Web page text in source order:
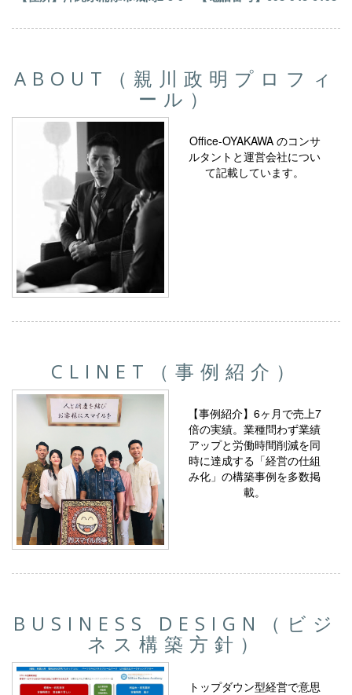
ABOUT（親川政明プロフィ
ール）
Office-OYAKAWA のコンサ
ルタントと運営会社につい
て記載しています。
CLINET（事例紹介）
【事例紹介】6ヶ月で売上7
倍の実績。業種問わず業績
アップと労働時間削減を同
時に達成する「経営の仕組
み化」の構築事例を多数掲
載。
BUSINESS DESIGN（ビジ
ネス構築方針）
トップダウン型経営で意思